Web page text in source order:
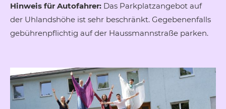
Hinweis für Autofahrer: Das Parkplatzangebot auf
der Uhlandshöhe ist sehr beschränkt. Gegebenenfalls
gebührenpflichtig auf der Haussmannstraße parken.